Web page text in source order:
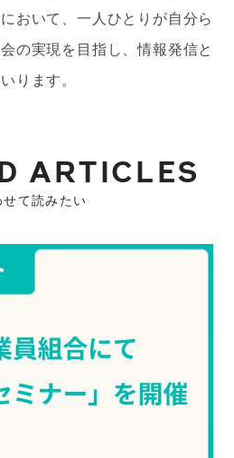
おいて、一人ひとりが自分ら
の実現を目指し、情報発信と
ります。
ARTICLES
せて読みたい